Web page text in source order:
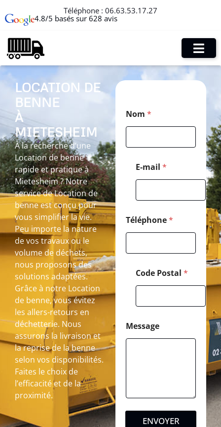
Téléphone : 06.63.53.17.27
4.8/5 basés sur 628 avis
LOCATION DE
BENNE
À
MIETESHEIM
À la recherche d’une
Location de benne
rapide et pratique à
Mietesheim ? Notre
service de Location de
benne est conçu pour
vous simplifier la vie.
Peu importe la nature
de vos travaux ou le
volume de déchets,
nous proposons des
solutions adaptées.
Grâce à notre Location
de benne, vous évitez
les allers-retours en
déchetterie. Nous
assurons la livraison et
la reprise de la benne
selon vos disponibilités.
Faites le choix de
l’efficacité et de la
proximité.
Nom *
h
n
E-mail *
Téléphone*
Code Postal *
Message
ENVOYER